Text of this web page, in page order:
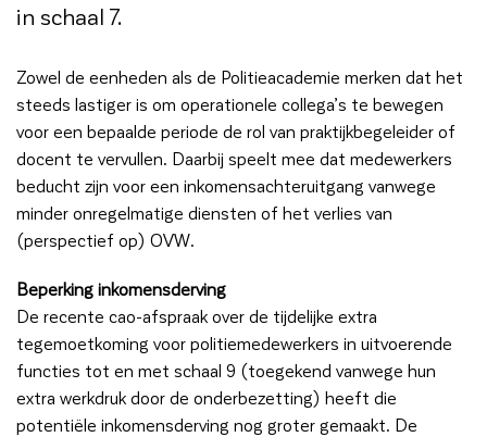
in schaal 7.
Zowel de eenheden als de Politieacademie merken dat het
steeds lastiger is om operationele collega’s te bewegen
voor een bepaalde periode de rol van praktijkbegeleider of
docent te vervullen. Daarbij speelt mee dat medewerkers
beducht zijn voor een inkomensachteruitgang vanwege
minder onregelmatige diensten of het verlies van
(perspectief op) OVW.
Beperking inkomensderving
De recente cao-afspraak over de tijdelijke extra
tegemoetkoming voor politiemedewerkers in uitvoerende
functies tot en met schaal 9 (toegekend vanwege hun
extra werkdruk door de onderbezetting) heeft die
potentiële inkomensderving nog groter gemaakt. De